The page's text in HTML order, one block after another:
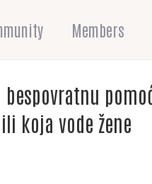
Members
bespovratnu
koja vode žene